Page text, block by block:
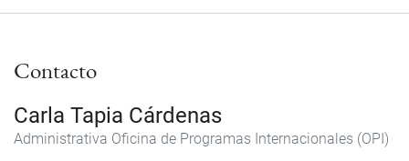
Contacto
Carla Tapia Cárdenas
Administrativa Oficina de Programas Internacionales (OPI)